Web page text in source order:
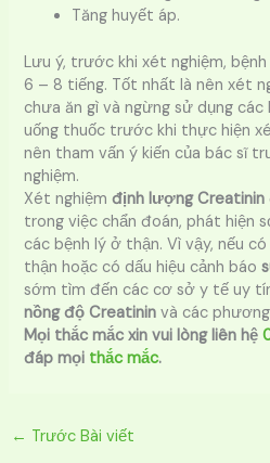
Tăng huyết áp.
Lưu ý, trước khi xét nghiệm, bệnh
6 – 8 tiếng. Tốt nhất là nên xét
chưa ăn gì và ngừng sử dụng các
uống thuốc trước khi thực hiện
nên tham vấn ý kiến của bác sĩ
nghiệm.
Xét nghiệmđịnh lượng Creatinin
trong việc chẩn đoán, phát hiện
các bệnh lý ở thận. Vì vậy, nếu
thận hoặc có dấu hiệu cảnh báo
sớm tìm đến các cơ sở y tế uy
nồng độ Creatinin và các
Mọi thắc mắc xin vui lòng liên hệ
đáp mọi thắc mắc.
← Trước Bài viết